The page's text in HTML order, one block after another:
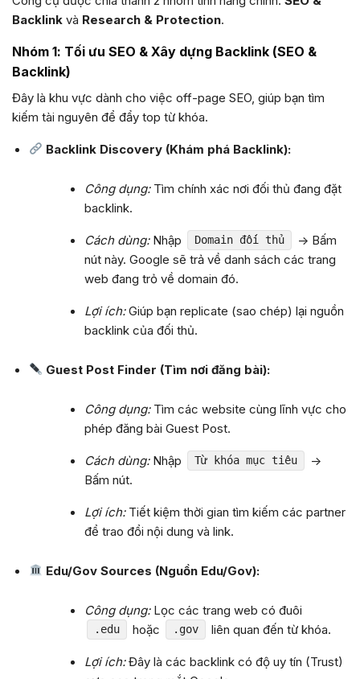
Backlink và Research & Protection.
Nhóm 1: Tối ưu SEO & Xây dựng Backlink (SEO &
Backlink)
Đây là khu vực dành cho việc off-page SEO, giúp bạn tìm
kiếm tài nguyên để đẩy top từ khóa.
Backlink Discovery (Khám phá Backlink):
Công dụng:Tìm chính xác nơi đối thủ đang đặt
backlink.
Cách dùng:Nhập Domain đối thủ
-> Bấm
nút này. Google sẽ trả về danh sách các trang
web đang trỏ về domain đó.
Lợi ích:Giúp bạn replicate (sao chép) lại nguồn
backlink của đối thủ.
Guest Post Finder (Tìm nơi đăng bài):
Công dụng:Tìm các website cùng lĩnh vực cho
phép đăng bài Guest Post.
Cách dùng:Nhập Từ khóa mục tiêu
->
Bấm nút.
Lợi ích:Tiết kiệm thời gian tìm kiếm các partner
để trao đổi nội dung và link.
Edu/Gov Sources (Nguồn Edu/Gov):
Công dụng:Lọc các trang web có đuôi
.edu hoặc .gov liên quan đến từ khóa.
Lợi ích:Đây là các backlink có độ uy tín (Trust)